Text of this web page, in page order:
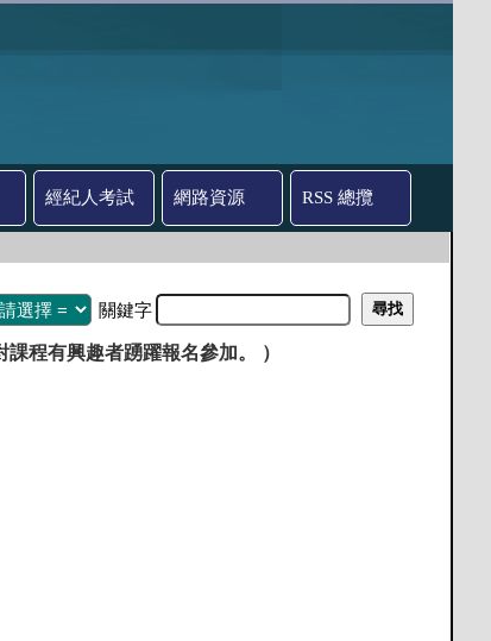
經紀人考試 網路資源 RSS 總攬
關鍵字
程有興趣者踴躍報名參加。 ）